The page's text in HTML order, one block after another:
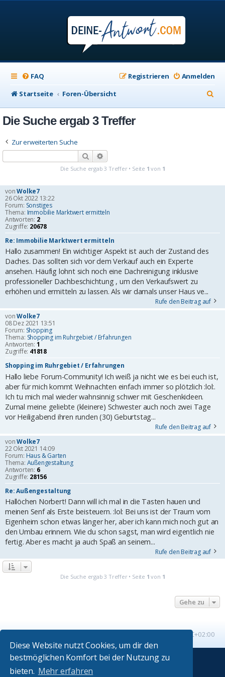
Diese Website nutzt Cookies, um dir den
bestmöglichen Komfort bei der Nutzung zu
bieten. Mehr erfahren
FAQ Anmelden
Registrieren
Startseite
Foren-Übersicht
u
Die Suche ergab 3 Treffer
Zur erweiterten Suche
Suche
Die Suche ergab 3 Treffer • Seite 1 von 1
vonWolke7
26 Okt 2022 13:22
Forum: Sonstiges
Thema: Immobilie Marktwert ermitteln
Antworten: 2
Zugriffe: 20678
Re: Immobilie Marktwert ermitteln
Hallo zusammen! Ein wichtiger Aspekt ist auch der Zustand des
Daches. Das sollten sich vor dem Verkauf auch ein Experte
ansehen. Häufig lohnt sich noch eine Dachreinigung inklusive
professioneller Dachbeschichtung , um den Verkaufswert zu
erhöhen und ermitteln zu lassen. Als wir damals unser Haus ve...
Rufe den Beitrag auf
vonWolke7
08 Dez 2021 13:51
Forum: Shopping
Thema: Shopping im Ruhrgebiet / Erfahrungen
Antworten: 1
Zugriffe: 41818
Shopping im Ruhrgebiet / Erfahrungen
Hallo liebe Forum-Community! Ich weiß ja nicht wie es bei euch ist,
aber für mich kommt Weihnachten einfach immer so plötzlich :lol:.
Ich tu mich mal wieder wahnsinnig schwer mit Geschenkideen.
Zumal meine geliebte (kleinere) Schwester auch noch zwei Tage
vor Heiligabend ihren runden (30) Geburtstag...
Rufe den Beitrag auf
vonWolke7
22 Okt 2021 14:09
Forum: Haus & Garten
Thema: Außengestaltung
Antworten: 6
Zugriffe: 28156
Re: Außengestaltung
Hallöchen Norbert! Dann will ich mal in die Tasten hauen und
meinen Senf als Erste beisteuern. :lol: Bei uns ist der Traum vom
Eigenheim schon etwas länger her, aber ich kann mich noch gut an
den Umbau erinnern. Wie du schon sagst, man wird eigentlich nie
fertig. Aber es macht ja auch Spaß an seinem...
Rufe den Beitrag auf
Die Suche ergab 3 Treffer • Seite 1 von 1
Gehe zu
UTC+02:00
Powered byphpBB